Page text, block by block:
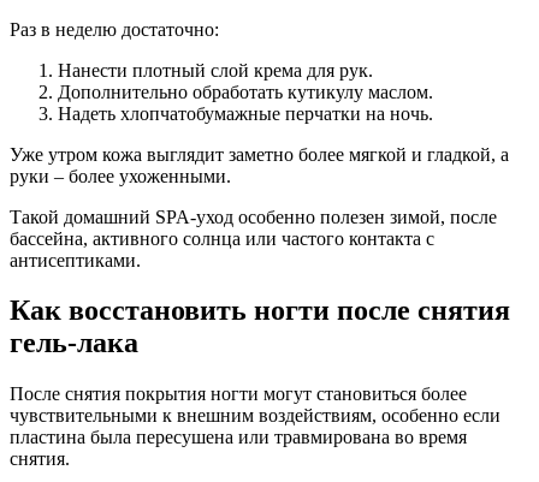
Раз в неделю достаточно:
Нанести плотный слой крема для рук.
Дополнительно обработать кутикулу маслом.
Надеть хлопчатобумажные перчатки на ночь.
Уже утром кожа выглядит заметно более мягкой и гладкой, а
руки – более ухоженными.
Такой домашний SPA-уход особенно полезен зимой, после
бассейна, активного солнца или частого контакта с
антисептиками.
Как восстановить ногти после снятия
гель-лака
После снятия покрытия ногти могут становиться более
чувствительными к внешним воздействиям, особенно если
пластина была пересушена или травмирована во время
снятия.